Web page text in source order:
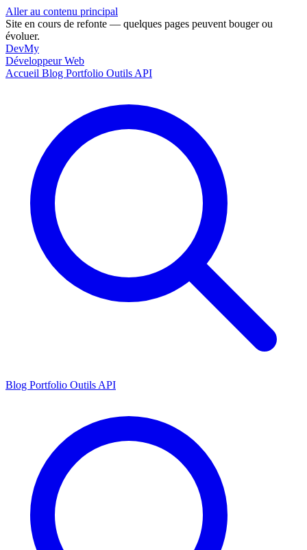
Aller au contenu principal
Site en cours de refonte — quelques pages peuvent bouger ou
évoluer.
DevMy
Développeur Web
Accueil Blog Portfolio Outils API
Blog Portfolio Outils API